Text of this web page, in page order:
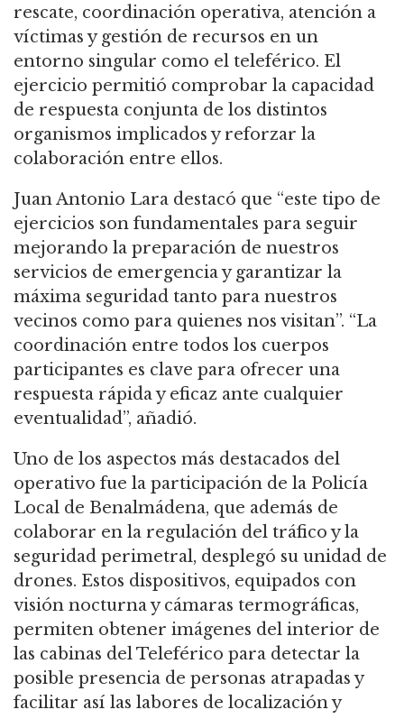
rescate, coordinación operativa, atención a
víctimas y gestión de recursos en un
entorno singular como el teleférico. El
ejercicio permitió comprobar la capacidad
de respuesta conjunta de los distintos
organismos implicados y reforzar la
colaboración entre ellos.
Juan Antonio Lara destacó que “este tipo de
ejercicios son fundamentales para seguir
mejorando la preparación de nuestros
servicios de emergencia y garantizar la
máxima seguridad tanto para nuestros
vecinos como para quienes nos visitan”. “La
coordinación entre todos los cuerpos
participantes es clave para ofrecer una
respuesta rápida y eficaz ante cualquier
eventualidad”, añadió.
Uno de los aspectos más destacados del
operativo fue la participación de la Policía
Local de Benalmádena, que además de
colaborar en la regulación del tráfico y la
seguridad perimetral, desplegó su unidad de
drones. Estos dispositivos, equipados con
visión nocturna y cámaras termográficas,
permiten obtener imágenes del interior de
las cabinas del Teleférico para detectar la
posible presencia de personas atrapadas y
facilitar así las labores de localización y